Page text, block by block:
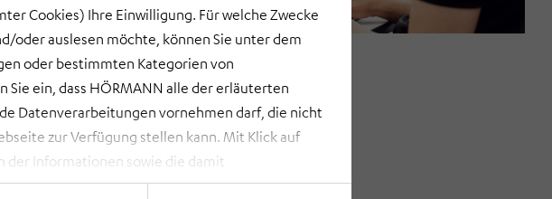
Cookies) Ihre Einwilligung. Für welche Zwecke
oder auslesen möchte, können Sie unter dem
oder bestimmten Kategorien von
Sie ein, dass HÖRMANN alle der erläuterten
Datenverarbeitungen vornehmen darf, die nicht
zur Verfügung stellen kann. Mit Klick auf
der Informationen sowie die damit
Eine Anpassung ist bei Klick auf „ANPASSEN“
AUFNEHMEN